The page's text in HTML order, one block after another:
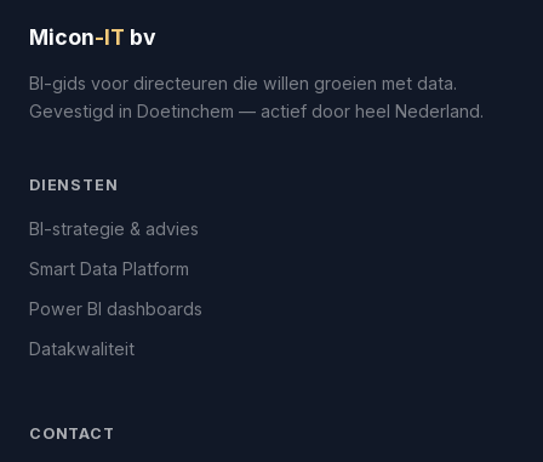
Micon-IT bv
BI-gids voor directeuren die willen groeien met data.
Gevestigd in Doetinchem — actief door heel Nederland.
DIENSTEN
BI-strategie & advies
Smart Data Platform
Power BI dashboards
Datakwaliteit
CONTACT